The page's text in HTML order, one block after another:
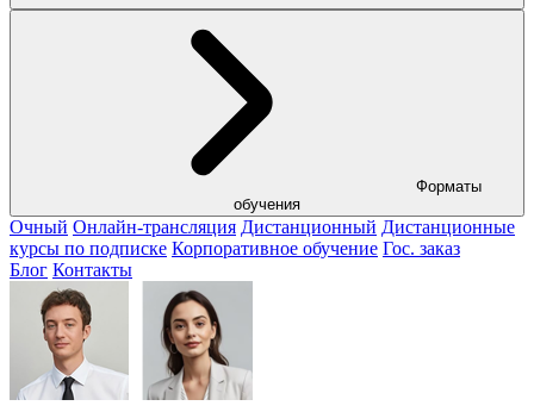
обучения
Очный Онлайн-трансляция Дистанционный Дистанционные
курсы по подписке Корпоративное обучение Гос. заказ
Блог Контакты